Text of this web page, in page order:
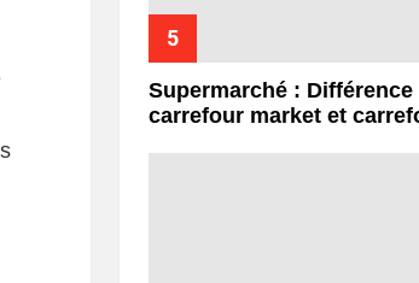
Supermarché : Différence
carrefour market et